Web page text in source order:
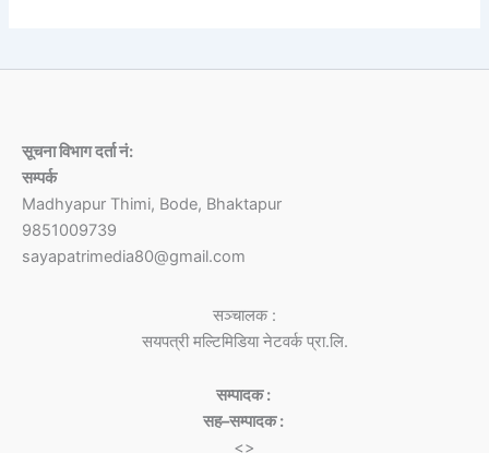
सूचना विभाग दर्ता नं:
सम्पर्क
Madhyapur Thimi, Bode, Bhaktapur
9851009739
sayapatrimedia80@gmail.com
सञ्चालक :
सयपत्री मल्टिमिडिया नेटवर्क प्रा.लि.
सम्पादक :
सह–सम्पादक :
<>